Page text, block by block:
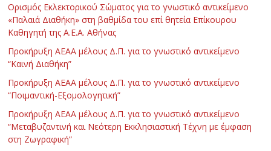
Ορισμός Εκλεκτορικού Σώματος για το γνωστικό αντικείμενο
«Παλαιά Διαθήκη» στη βαθμίδα του επί θητεία Επίκουρου
Καθηγητή της Α.Ε.Α. Αθήνας
Προκήρυξη ΑΕΑΑ μέλους Δ.Π. για το γνωστικό αντικείμενο
“Καινή Διαθήκη”
Προκήρυξη ΑΕΑΑ μέλους Δ.Π. για το γνωστικό αντικείμενο
“Ποιμαντική-Εξομολογητική”
Προκήρυξη ΑΕΑΑ μέλους Δ.Π. για το γνωστικό αντικείμενο
“Μεταβυζαντινή και Νεότερη Εκκλησιαστική Τέχνη με έμφαση
στη Ζωγραφική”